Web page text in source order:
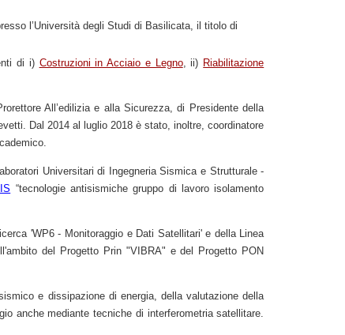
l’Università degli Studi di Basilicata, il titolo di
di i) Costruzioni in Acciaio e Legno, ii) Riabilitazione
All’edilizia e alla Sicurezza, di Presidente della
Dal 2014 al luglio 2018 è stato, inoltre, coordinatore
Universitari di Ingegneria Sismica e Strutturale -
“tecnologie antisismiche gruppo di lavoro isolamento
'WP6 - Monitoraggio e Dati Satellitari' e della Linea
del Progetto Prin "VIBRA" e del Progetto PON
e dissipazione di energia, della valutazione della
anche mediante tecniche di interferometria satellitare.